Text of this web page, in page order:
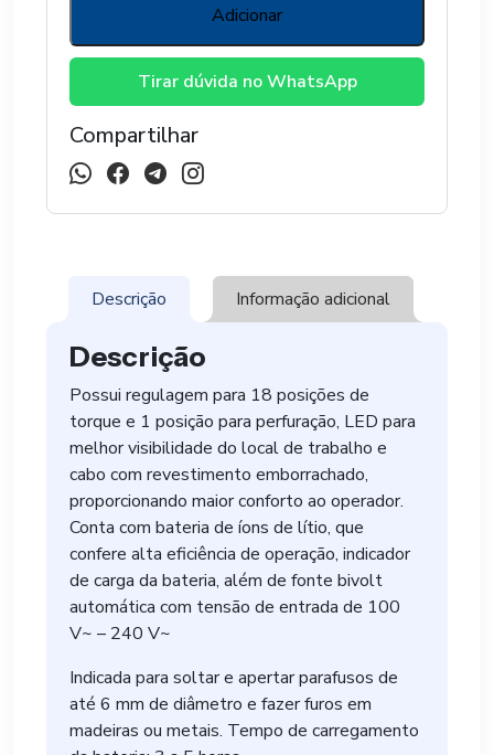
PFV120
BIVOLT
Adicionar
Tirar dúvida no WhatsApp
Compartilhar
Descrição Informação adicional
Descrição
Possui regulagem para 18 posições de
torque e 1 posição para perfuração, LED para
melhor visibilidade do local de trabalho e
cabo com revestimento emborrachado,
proporcionando maior conforto ao operador.
Conta com bateria de íons de lítio, que
confere alta eficiência de operação, indicador
de carga da bateria, além de fonte bivolt
automática com tensão de entrada de 100
V~ – 240 V~
Indicada para soltar e apertar parafusos de
até 6 mm de diâmetro e fazer furos em
madeiras ou metais. Tempo de carregamento